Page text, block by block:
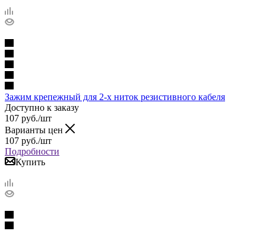
Зажим крепежный для 2-х ниток резистивного кабеля
Доступно к заказу
107 руб./шт
Варианты цен
107 руб./шт
Подробности
Купить